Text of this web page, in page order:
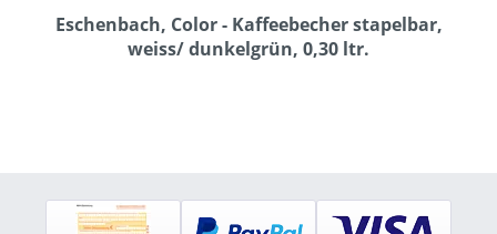
Eschenbach, Color - Kaffeebecher stapelbar,
weiss/ dunkelgrün, 0,30 ltr.